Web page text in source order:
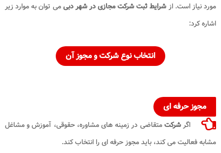
مورد نیاز است. از شرایط ثبت شرکت مجازی در شهر دبیمی توان به موارد زیر
اشاره کرد:
انتخاب نوع شرکت و مجوز آن
مجوز حرفه ای
اگرشرکتمتقاضی در زمینه های مشاوره، حقوقی، آموزش و مشاغل
مشابه فعالیت می کند، باید مجوز حرفه ای را انتخاب کند.